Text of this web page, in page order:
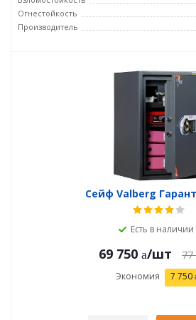
Огнестойкость
Производитель
Сейф Valberg
Есть в наличии
69 750 /шт 77
Экономия 7 750